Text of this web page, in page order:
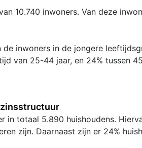
10.740 inwoners. Van deze
inwoners in de jongere
van 25-44 jaar, en 24% tussen
in totaal 5.890 huishoudens.
zijn. Daarnaast zijn er 24%